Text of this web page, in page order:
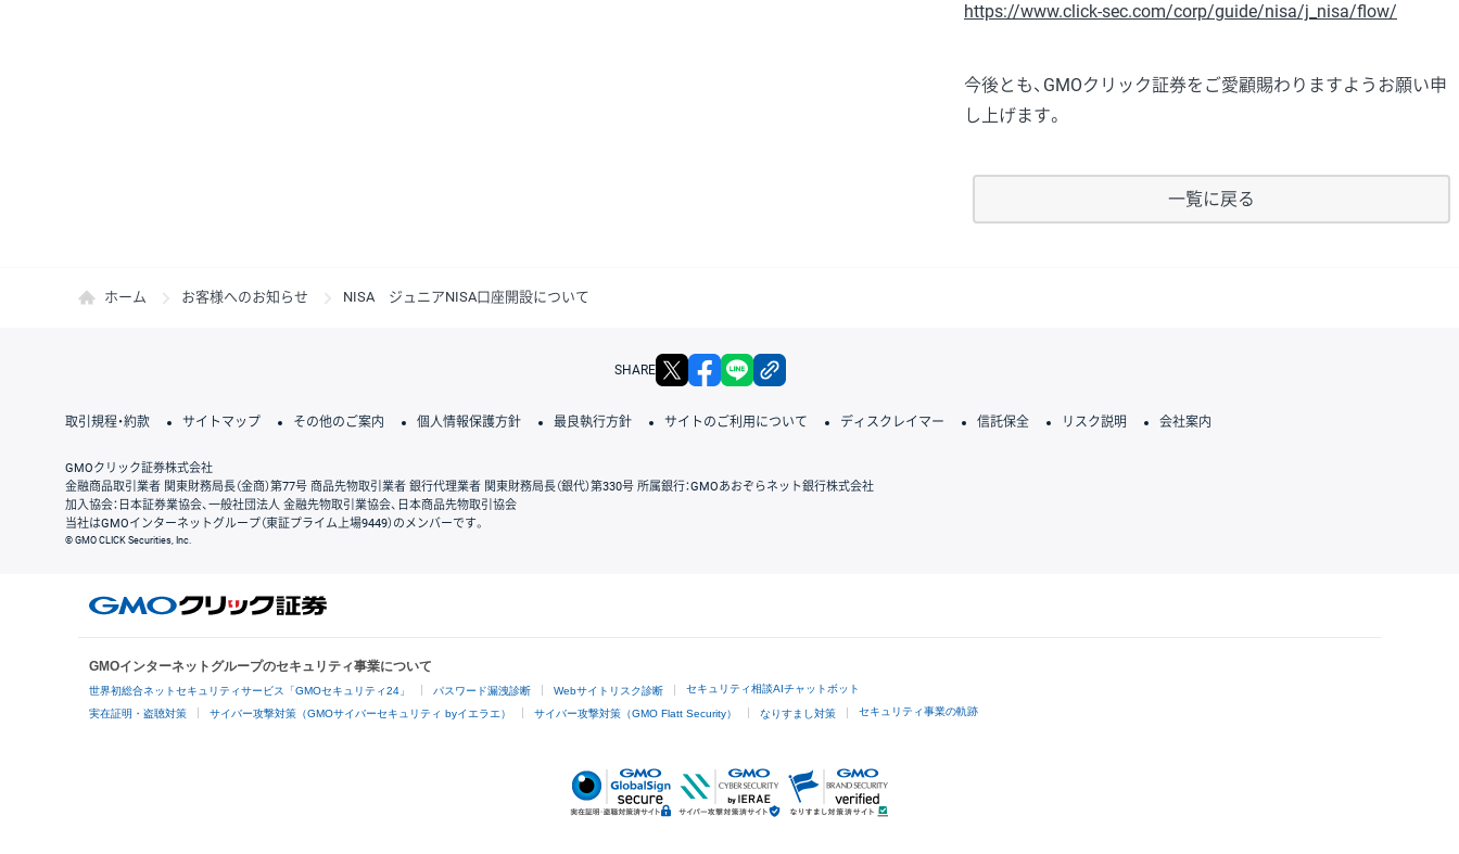
https://www.click-sec.com/corp/guide/nisa/j_nisa/flow/
今後とも、GMOクリック証券をご愛顧賜わりますようお願い申
し上げます。
一覧に戻る
ホーム お客様へのお知らせ NISA ジュニアNISA口座開設について
SHARE X facebook
取引規程・約款 サイトマップ その他のご案内 個人情報保護方針 最良執行方針 サイトのご利用について ディスクレイマー 信託保全 リスク説明 会社案内
GMOクリック証券株式会社
金融商品取引業者 関東財務局長（金商）第77号 商品先物取引業者 銀行代理業者 関東財務局長（銀代）第330号 所属銀行：GMOあおぞらネット銀行株式会社
加入協会：日本証券業協会、一般社団法人 金融先物取引業協会、日本商品先物取引協会
当社はGMOインターネットグループ（東証プライム上場9449）のメンバーです。
© GMO CLICK Securities, Inc.
GMOインターネットグループのセキュリティ事業について
世界初総合ネットセキュリティサービス「GMOセキュリティ24」 パスワード漏洩診断 Webサイトリスク診断 セキュリティ相談AIチャットボット
実在証明・盗聴対策 サイバー攻撃対策（GMOサイバーセキュリティ byイエラエ） サイバー攻撃対策（GMO Flatt Security） なりすまし対策 セキュリティ事業の軌跡